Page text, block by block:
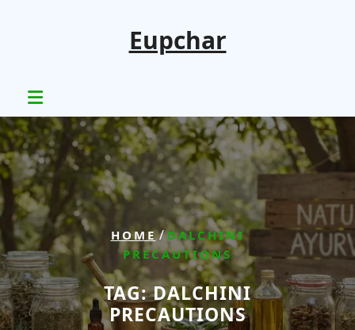
Eupchar
HOME/DALCHINI
PRECAUTIONS
TAG:DALCHINI
PRECAUTIONS